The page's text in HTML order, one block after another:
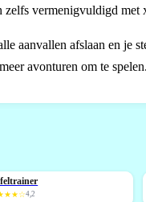
zelfs vermenigvuldigd met
aanvallen afslaan en je
avonturen om te spelen.
4,2